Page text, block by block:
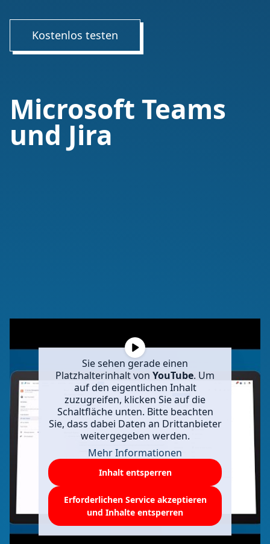
Kostenlos testen
Microsoft Teams
und Jira
Sie sehen gerade einen
Platzhalterinhalt von YouTube. Um
auf den eigentlichen Inhalt
zuzugreifen, klicken Sie auf die
Schaltfläche unten. Bitte beachten
Sie, dass dabei Daten an Drittanbieter
weitergegeben werden.
Mehr Informationen
Inhalt entsperren
Erforderlichen Service akzeptieren
und Inhalte entsperren